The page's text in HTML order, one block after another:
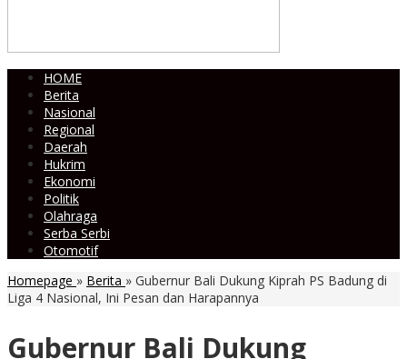
HOME
Berita
Nasional
Regional
Daerah
Hukrim
Ekonomi
Politik
Olahraga
Serba Serbi
Otomotif
Homepage » Berita » Gubernur Bali Dukung Kiprah PS Badung di
Liga 4 Nasional, Ini Pesan dan Harapannya
Gubernur Bali Dukung